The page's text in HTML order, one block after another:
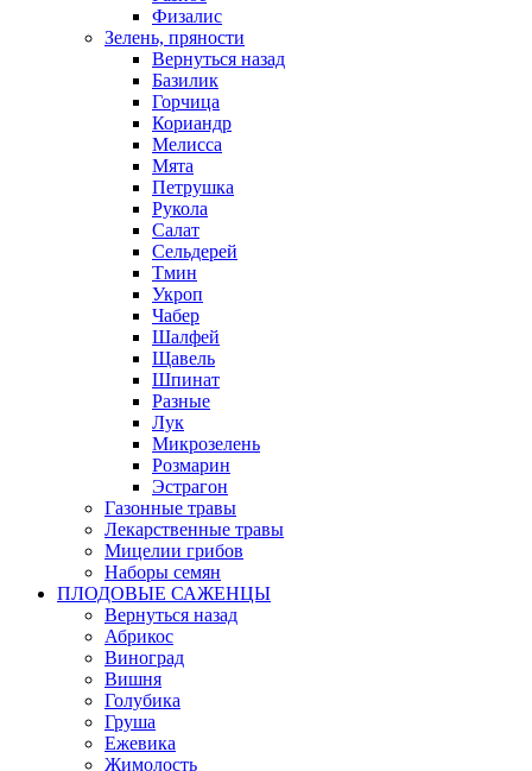
Физалис
Зелень, пряности
Вернуться назад
Базилик
Горчица
Кориандр
Мелисса
Мята
Петрушка
Рукола
Салат
Сельдерей
Тмин
Укроп
Чабер
Шалфей
Щавель
Шпинат
Разные
Лук
Микрозелень
Розмарин
Эстрагон
Газонные травы
Лекарственные травы
Мицелии грибов
Наборы семян
ПЛОДОВЫЕ САЖЕНЦЫ
Вернуться назад
Абрикос
Виноград
Вишня
Голубика
Груша
Ежевика
Жимолость